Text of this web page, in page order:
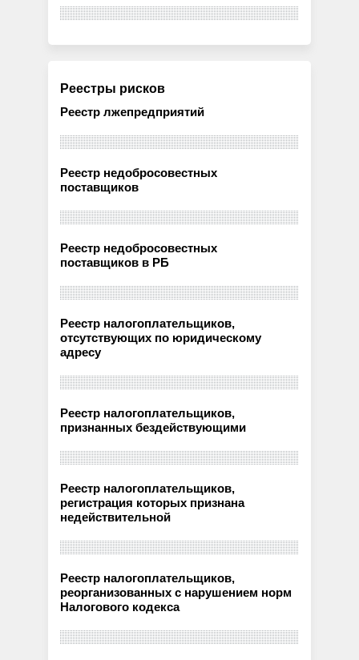
Реестры рисков
Реестр лжепредприятий
Реестр недобросовестных
поставщиков
Реестр недобросовестных
поставщиков в РБ
Реестр налогоплательщиков,
отсутствующих по юридическому
адресу
Реестр налогоплательщиков,
признанных бездействующими
Реестр налогоплательщиков,
регистрация которых признана
недействительной
Реестр налогоплательщиков,
реорганизованных с нарушением норм
Налогового кодекса